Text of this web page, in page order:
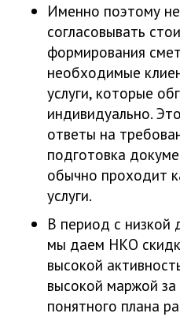
Именно поэтому
согласовывать
формирования
необходимые
услуги, которые
индивидуально.
ответы на
подготовка
обычно проходит
услуги.
В период с низкой
мы даем НКО
высокой
высокой маржой за
понятного плана